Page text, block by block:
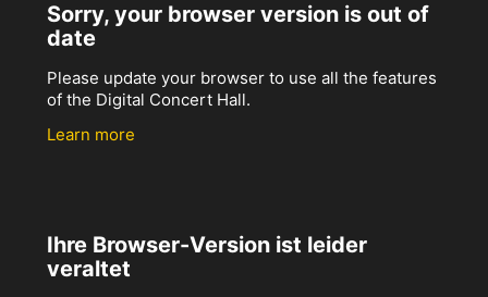
Sorry, your browser version is out of
date
Please update your browser to use all the features
of the Digital Concert Hall.
Learn more
Ihre Browser-Version ist leider
veraltet